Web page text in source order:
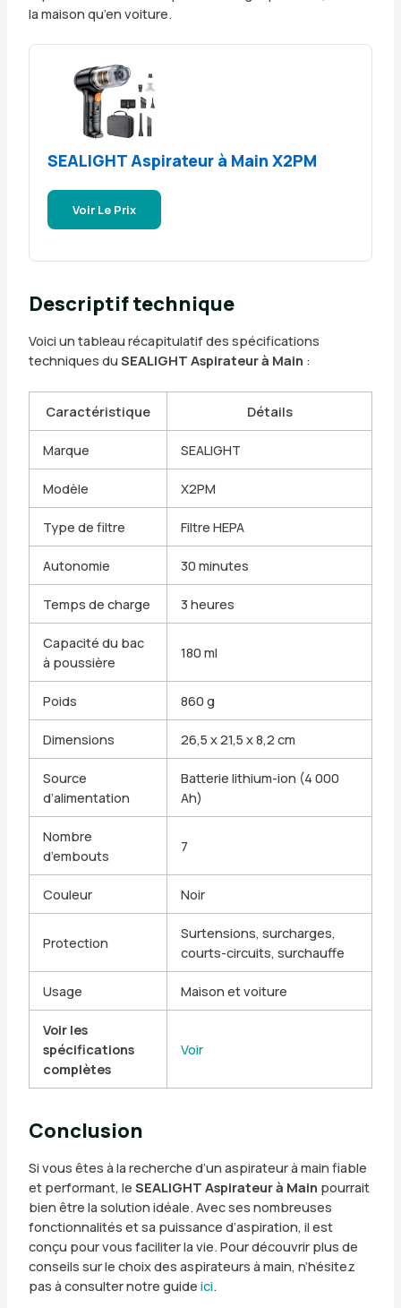
la maison qu’en voiture.
SEALIGHT Aspirateur à Main X2PM
Voir Le Prix
Descriptif technique
Voici un tableau récapitulatif des spécifications
techniques du SEALIGHT Aspirateur à Main :
Caractéristique Détails
Marque SEALIGHT
Modèle X2PM
Type de filtre Filtre HEPA
Autonomie 30 minutes
Temps de charge 3 heures
Capacité du bac
à poussière
180 ml
Poids 860 g
Dimensions 26,5 x 21,5 x 8,2 cm
Source
d’alimentation
Batterie lithium-ion (4 000
Ah)
Nombre
d’embouts
7
Couleur Noir
Protection
Surtensions, surcharges,
courts-circuits, surchauffe
Usage Maison et voiture
Voir les
spécifications
complètes
Voir
Conclusion
Si vous êtes à la recherche d’un aspirateur à main fiable
et performant, le SEALIGHT Aspirateur à Main pourrait
bien être la solution idéale. Avec ses nombreuses
fonctionnalités et sa puissance d’aspiration, il est
conçu pour vous faciliter la vie. Pour découvrir plus de
conseils sur le choix des aspirateurs à main, n’hésitez
pas à consulter notre guide ici.